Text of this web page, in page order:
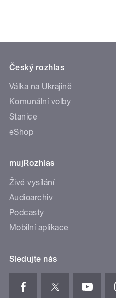
Český rozhlas
Válka na Ukrajině
Komunální volby
Stanice
eShop
mujRozhlas
Živé vysílání
Audioarchiv
Podcasty
Mobilní aplikace
Sledujte nás